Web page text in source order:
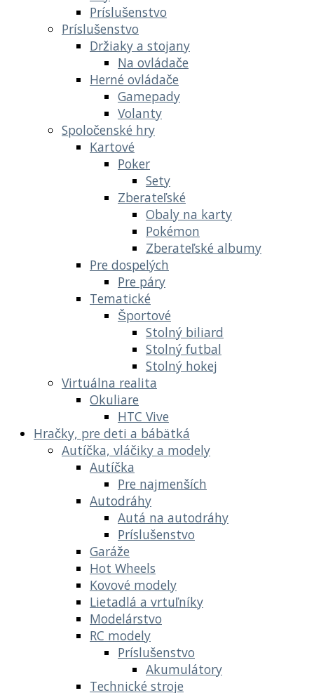
Príslušenstvo
Príslušenstvo
Držiaky a stojany
Na ovládače
Herné ovládače
Gamepady
Volanty
Spoločenské hry
Kartové
Poker
Sety
Zberateľské
Obaly na karty
Pokémon
Zberateľské albumy
Pre dospelých
Pre páry
Tematické
Športové
Stolný biliard
Stolný futbal
Stolný hokej
Virtuálna realita
Okuliare
HTC Vive
Hračky, pre deti a bábätká
Autíčka, vláčiky a modely
Autíčka
Pre najmenších
Autodráhy
Autá na autodráhy
Príslušenstvo
Garáže
Hot Wheels
Kovové modely
Lietadlá a vrtuľníky
Modelárstvo
RC modely
Príslušenstvo
Akumulátory
Technické stroje